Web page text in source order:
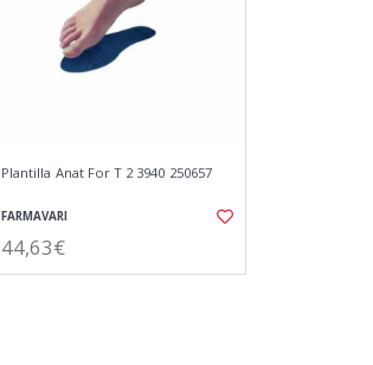
Plantilla Anat For T 2 3940 250657
FARMAVARI
44,63€